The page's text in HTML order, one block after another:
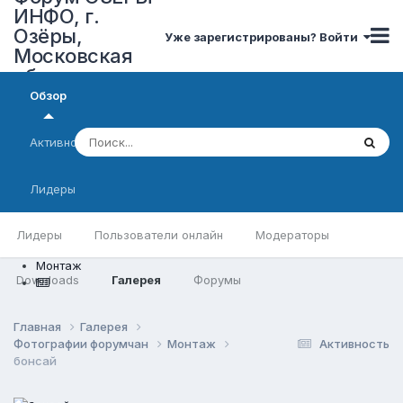
ИНФО, г.
Озёры,
Московская
область
Уже зарегистрированы? Войти
Обзор
Лидеры Пользователи онлайн Модераторы
Downloads Галерея Форумы
Активность
Лидеры
Монтаж
Активность
Главная
Галерея
Фотографии форумчан
Монтаж
бонсай